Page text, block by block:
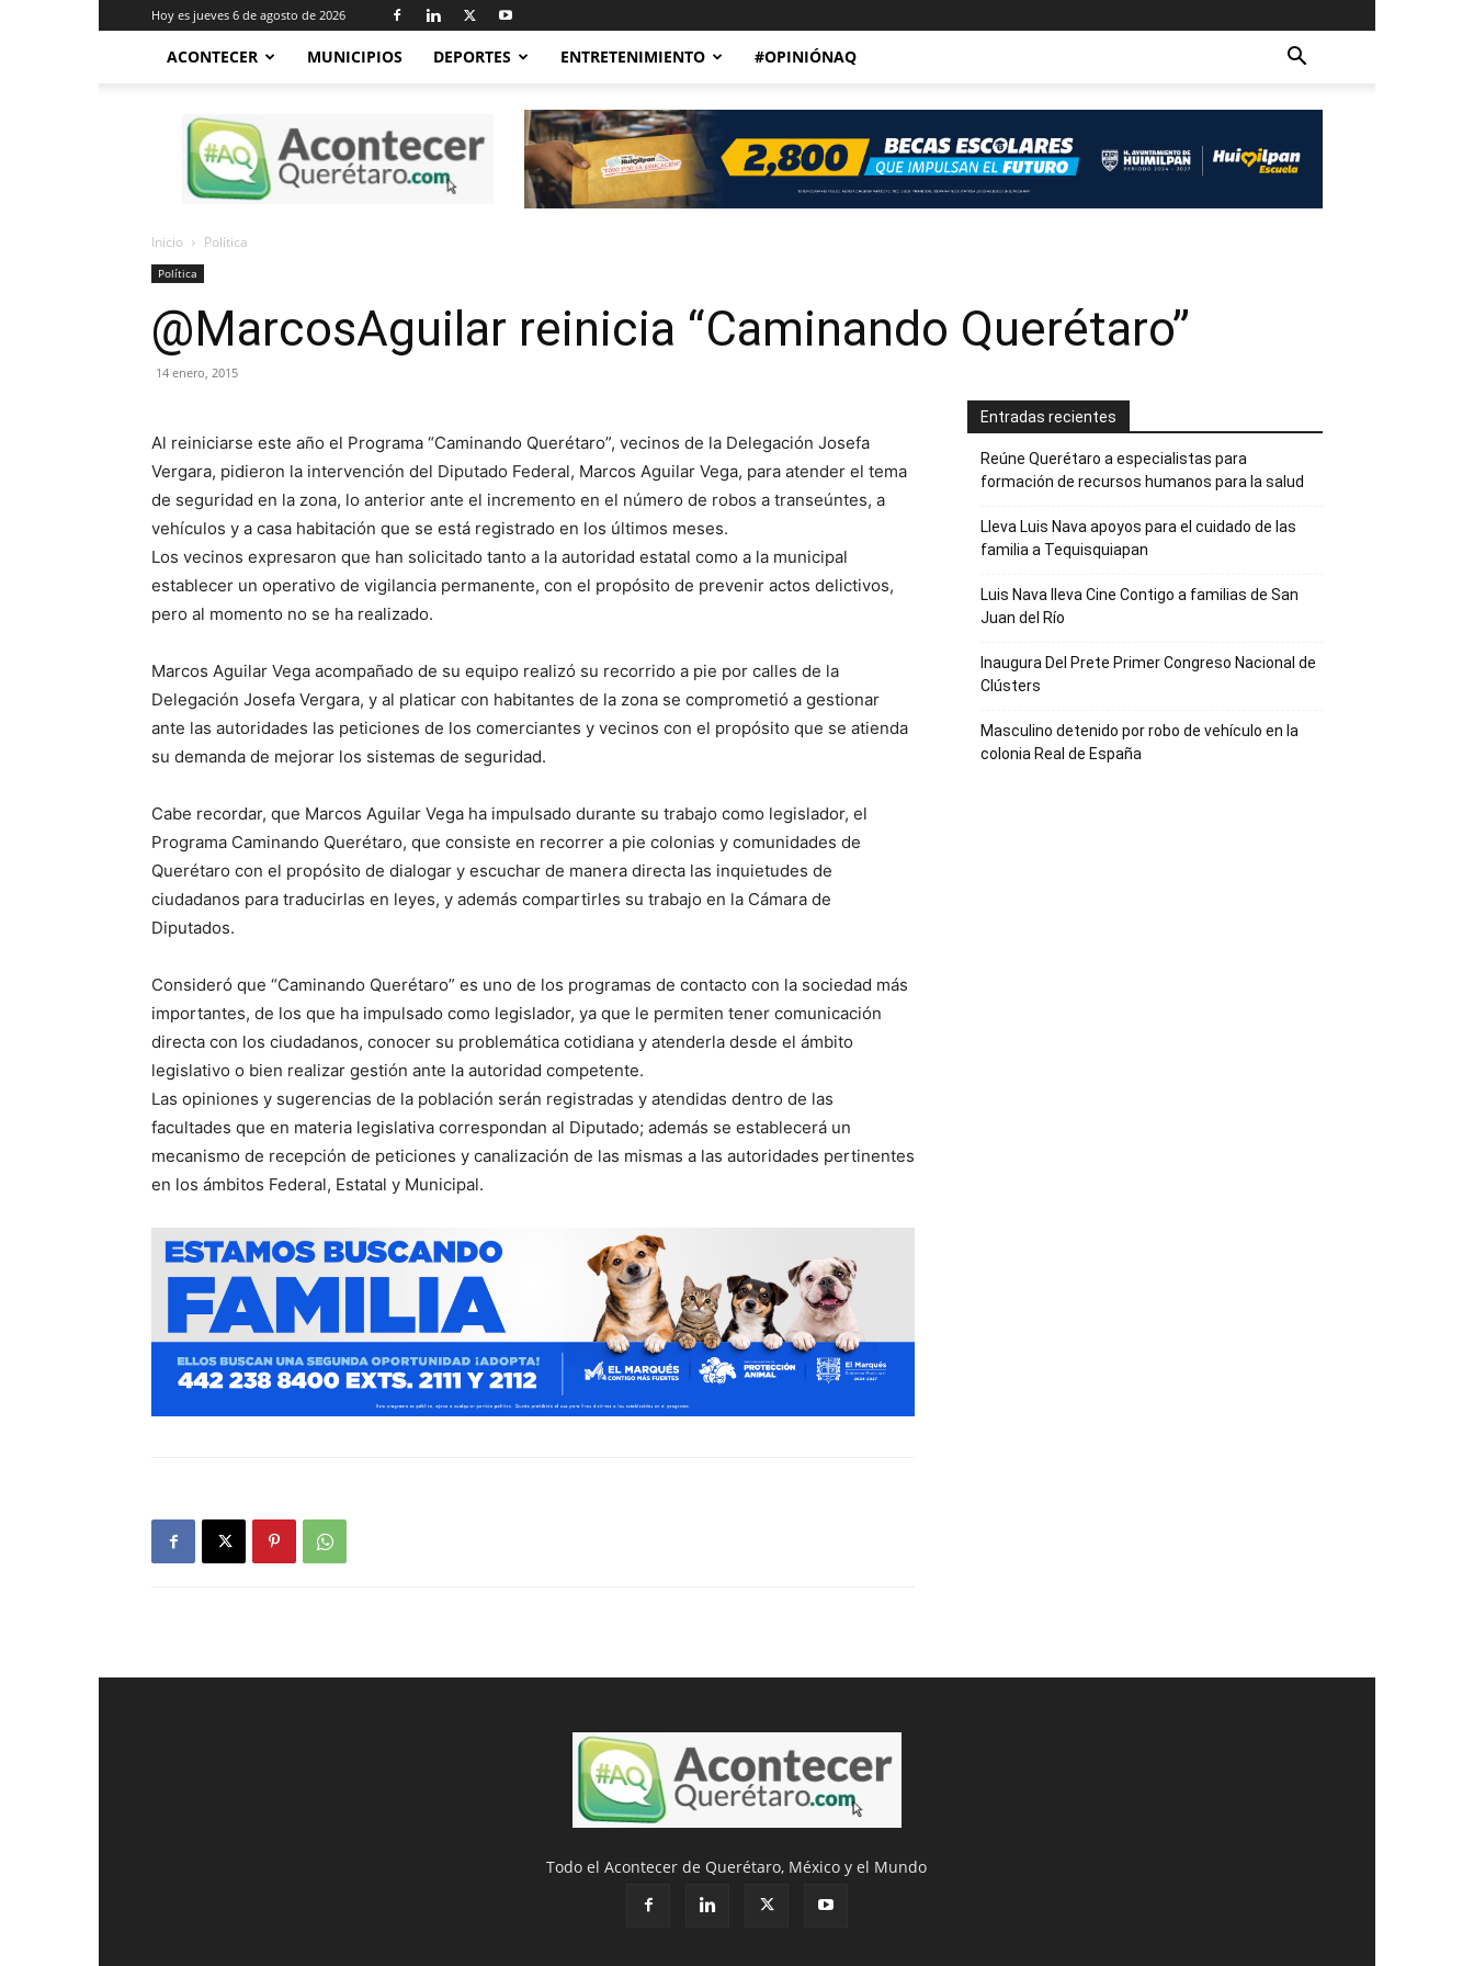
Hoy es jueves 6 de agosto de 2026
ACONTECER MUNICIPIOS DEPORTES ENTRETENIMIENTO #OPINIÓNAQ
Acontecer
Querétaro
Inicio Política
Política
@MarcosAguilar reinicia “Caminando Querétaro”
14 enero, 2015
Al reiniciarse este año el Programa “Caminando Querétaro”, vecinos de la Delegación Josefa
Vergara, pidieron la intervención del Diputado Federal, Marcos Aguilar Vega, para atender el tema
de seguridad en la zona, lo anterior ante el incremento en el número de robos a transeúntes, a
vehículos y a casa habitación que se está registrado en los últimos meses.
Los vecinos expresaron que han solicitado tanto a la autoridad estatal como a la municipal
establecer un operativo de vigilancia permanente, con el propósito de prevenir actos delictivos,
pero al momento no se ha realizado.
Marcos Aguilar Vega acompañado de su equipo realizó su recorrido a pie por calles de la
Delegación Josefa Vergara, y al platicar con habitantes de la zona se comprometió a gestionar
ante las autoridades las peticiones de los comerciantes y vecinos con el propósito que se atienda
su demanda de mejorar los sistemas de seguridad.
Cabe recordar, que Marcos Aguilar Vega ha impulsado durante su trabajo como legislador, el
Programa Caminando Querétaro, que consiste en recorrer a pie colonias y comunidades de
Querétaro con el propósito de dialogar y escuchar de manera directa las inquietudes de
ciudadanos para traducirlas en leyes, y además compartirles su trabajo en la Cámara de
Diputados.
Consideró que “Caminando Querétaro” es uno de los programas de contacto con la sociedad más
importantes, de los que ha impulsado como legislador, ya que le permiten tener comunicación
directa con los ciudadanos, conocer su problemática cotidiana y atenderla desde el ámbito
legislativo o bien realizar gestión ante la autoridad competente.
Las opiniones y sugerencias de la población serán registradas y atendidas dentro de las
facultades que en materia legislativa correspondan al Diputado; además se establecerá un
mecanismo de recepción de peticiones y canalización de las mismas a las autoridades pertinentes
en los ámbitos Federal, Estatal y Municipal.
Entradas recientes
Reúne Querétaro a especialistas para
formación de recursos humanos para la salud
Lleva Luis Nava apoyos para el cuidado de las
familia a Tequisquiapan
Luis Nava lleva Cine Contigo a familias de San
Juan del Río
Inaugura Del Prete Primer Congreso Nacional de
Clústers
Masculino detenido por robo de vehículo en la
colonia Real de España
Todo el Acontecer de Querétaro, México y el Mundo